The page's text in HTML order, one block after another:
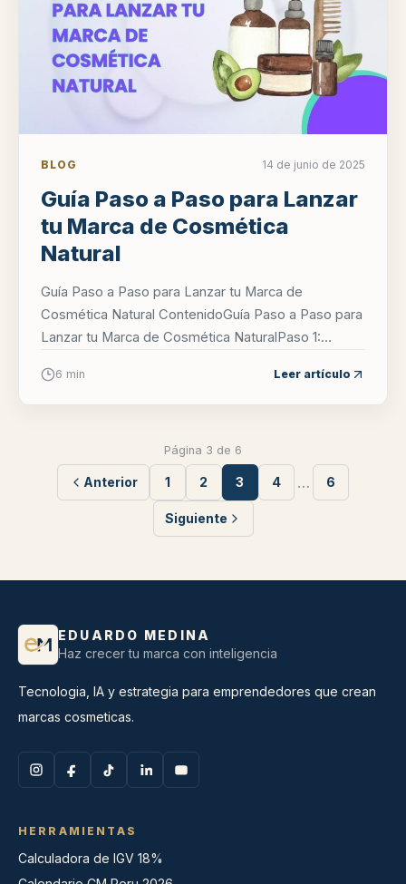
BLOG 14 de junio de 2025
Guía Paso a Paso para Lanzar
tu Marca de Cosmética
Natural
Guía Paso a Paso para Lanzar tu Marca de
Cosmética Natural ContenidoGuía Paso a Paso para
Lanzar tu Marca de Cosmética NaturalPaso 1:
6 min Leer artículo
Página 3 de 6
Anterior 1 2 3 4 … 6
Siguiente
EDUARDO MEDINA
Haz crecer tu marca con inteligencia
Tecnologia, IA y estrategia para emprendedores que crean
marcas cosmeticas.
HERRAMIENTAS
Calculadora de IGV 18%